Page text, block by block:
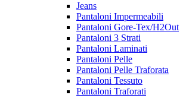
Jeans
Pantaloni Impermeabili
Pantaloni Gore-Tex/H2Out
Pantaloni 3 Strati
Pantaloni Laminati
Pantaloni Pelle
Pantaloni Pelle Traforata
Pantaloni Tessuto
Pantaloni Traforati